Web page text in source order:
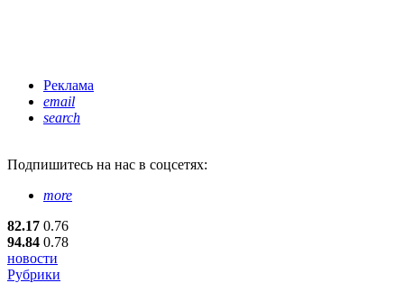
Реклама
email
search
Подпишитесь на нас в соцсетях:
more
82.17 0.76
94.84 0.78
новости
Рубрики